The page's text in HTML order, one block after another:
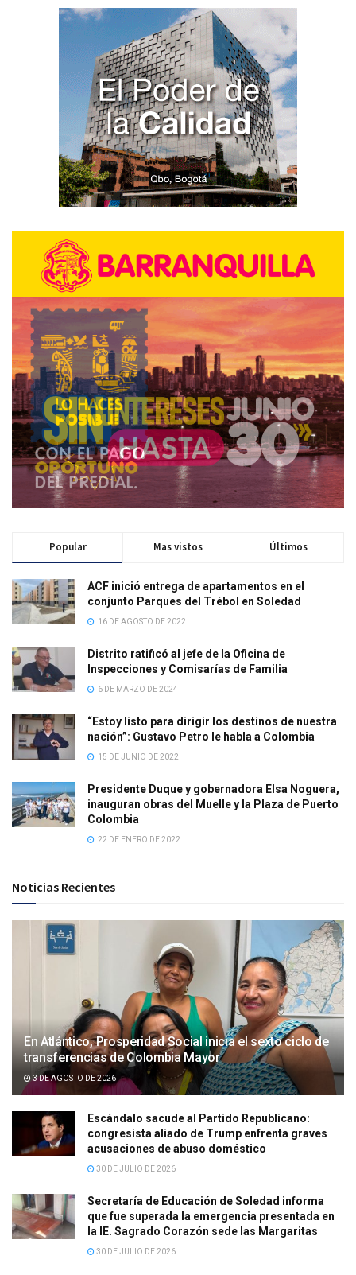
Popular Mas vistos Últimos
ACF inició entrega de apartamentos en el
conjunto Parques del Trébol en Soledad
16 DE AGOSTO DE 2022
Distrito ratificó al jefe de la Oficina de
Inspecciones y Comisarías de Familia
6 DE MARZO DE 2024
“Estoy listo para dirigir los destinos de nuestra
nación”: Gustavo Petro le habla a Colombia
15 DE JUNIO DE 2022
Presidente Duque y gobernadora Elsa Noguera,
inauguran obras del Muelle y la Plaza de Puerto
Colombia
22 DE ENERO DE 2022
Noticias Recientes
En Atlántico, Prosperidad Social inicia el sexto ciclo de
transferencias de Colombia Mayor
3 DE AGOSTO DE 2026
Escándalo sacude al Partido Republicano:
congresista aliado de Trump enfrenta graves
acusaciones de abuso doméstico
30 DE JULIO DE 2026
Secretaría de Educación de Soledad informa
que fue superada la emergencia presentada en
la IE. Sagrado Corazón sede las Margaritas
30 DE JULIO DE 2026